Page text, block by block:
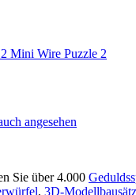
Mini Wire Puzzle 2
angesehen
Sie über 4.000
, 3D-